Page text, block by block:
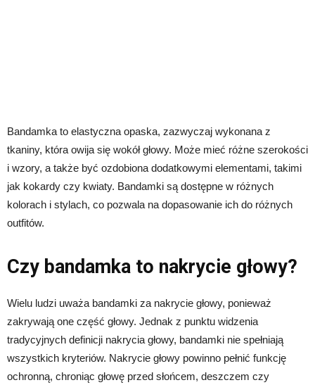
Bandamka to elastyczna opaska, zazwyczaj wykonana z
tkaniny, która owija się wokół głowy. Może mieć różne szerokości
i wzory, a także być ozdobiona dodatkowymi elementami, takimi
jak kokardy czy kwiaty. Bandamki są dostępne w różnych
kolorach i stylach, co pozwala na dopasowanie ich do różnych
outfitów.
Czy bandamka to nakrycie głowy?
Wielu ludzi uważa bandamki za nakrycie głowy, ponieważ
zakrywają one część głowy. Jednak z punktu widzenia
tradycyjnych definicji nakrycia głowy, bandamki nie spełniają
wszystkich kryteriów. Nakrycie głowy powinno pełnić funkcję
ochronną, chroniąc głowę przed słońcem, deszczem czy